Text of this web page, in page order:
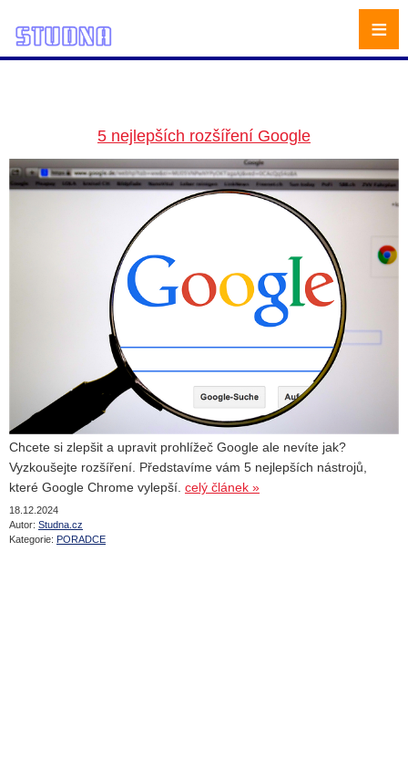
5 nejlepších rozšíření Google
Chcete si zlepšit a upravit prohlížeč Google ale nevíte jak?
Vyzkoušejte rozšíření. Představíme vám 5 nejlepších nástrojů,
které Google Chrome vylepší. celý článek »
18.12.2024
Autor: Studna.cz
Kategorie: PORADCE
≡